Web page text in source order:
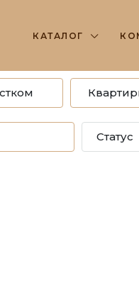
КАТАЛОГ
Статус